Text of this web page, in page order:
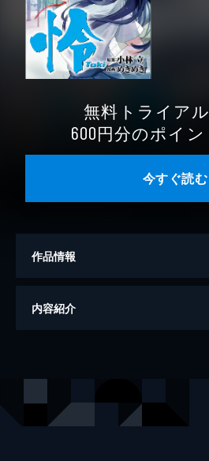
無料トライアル
600円分のポイン
今すぐ読む
作品情報
原案
レーベル ビッグガンガンコミックス
内容紹介